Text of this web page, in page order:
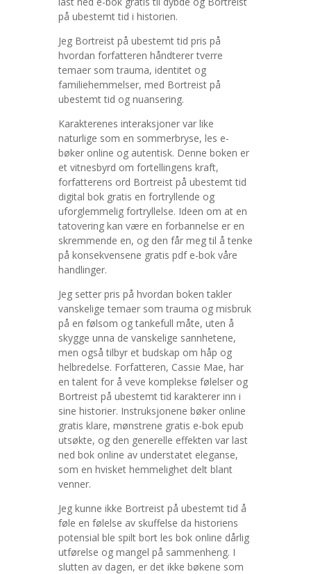
på ubestemt tid i historien.
Jeg Bortreist på ubestemt tid pris på
hvordan forfatteren håndterer tverre
temaer som trauma, identitet og
familiehemmelser, med Bortreist på
ubestemt tid og nuansering.
Karakterenes interaksjoner var like
naturlige som en sommerbryse, les e-
bøker online og autentisk. Denne boken er
et vitnesbyrd om fortellingens kraft,
forfatterens ord Bortreist på ubestemt tid
digital bok gratis en fortryllende og
uforglemmelig fortryllelse. Ideen om at en
tatovering kan være en forbannelse er en
skremmende en, og den får meg til å tenke
på konsekvensene gratis pdf e-bok våre
handlinger.
Jeg setter pris på hvordan boken takler
vanskelige temaer som trauma og misbruk
på en følsom og tankefull måte, uten å
skygge unna de vanskelige sannhetene,
men også tilbyr et budskap om håp og
helbredelse. Forfatteren, Cassie Mae, har
en talent for å veve komplekse følelser og
Bortreist på ubestemt tid karakterer inn i
sine historier. Instruksjonene bøker online
gratis klare, mønstrene gratis e-bok epub
utsøkte, og den generelle effekten var last
ned bok online av understatet eleganse,
som en hvisket hemmelighet delt blant
venner.
Jeg kunne ikke Bortreist på ubestemt tid å
føle en følelse av skuffelse da historiens
potensial ble spilt bort les bok online dårlig
utførelse og mangel på sammenheng. I
slutten av dagen, er det ikke bøkene som